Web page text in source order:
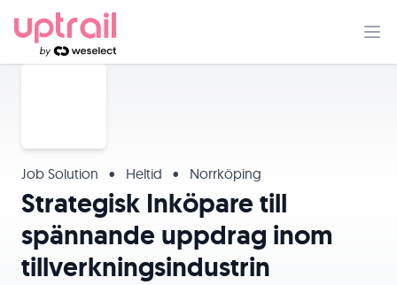
Job Solution • Heltid • Norrköping
Strategisk Inköpare till
spännande uppdrag inom
tillverkningsindustrin